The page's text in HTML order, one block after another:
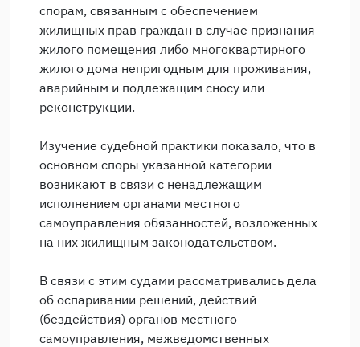
спорам, связанным с обеспечением
жилищных прав граждан в случае признания
жилого помещения либо многоквартирного
жилого дома непригодным для проживания,
аварийным и подлежащим сносу или
реконструкции.
Изучение судебной практики показало, что в
основном споры указанной категории
возникают в связи с ненадлежащим
исполнением органами местного
самоуправления обязанностей, возложенных
на них жилищным законодательством.
В связи с этим судами рассматривались дела
об оспаривании решений, действий
(бездействия) органов местного
самоуправления, межведомственных